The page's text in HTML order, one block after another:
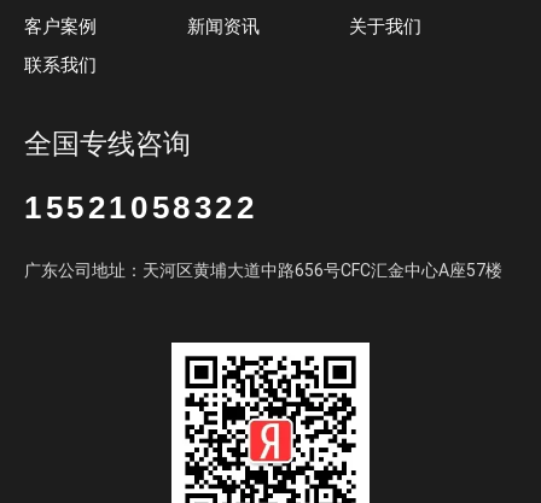
客户案例
联系我们
新闻资讯
关于我们
全国专线咨询
15521058322
广东公司地址：天河区黄埔大道中路656号CFC汇金中心A座57楼